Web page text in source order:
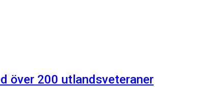
över 200 utlandsveteraner